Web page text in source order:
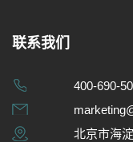
联系我们
400-690-
北京市海